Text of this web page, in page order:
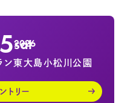
2026
sat
ン東大島小松川公園
トリー